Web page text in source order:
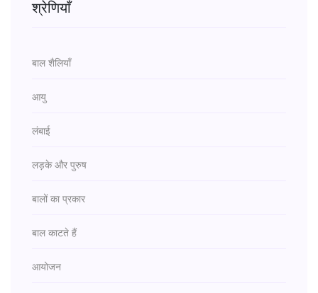
श्रेणियाँ
बाल शैलियाँ
आयु
लंबाई
लड़के और पुरुष
बालों का प्रकार
बाल काटते हैं
आयोजन